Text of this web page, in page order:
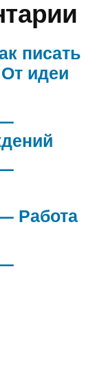
писать
идеи
Работа